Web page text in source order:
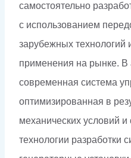
самостоятельно
с использованием
зарубежных технологий
применения на рынке. В
современная система
оптимизированная в
механических условий
технологии разработки